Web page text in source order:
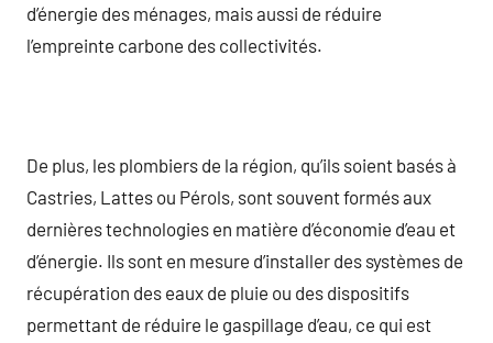
d’énergie des ménages, mais aussi de réduire
l’empreinte carbone des collectivités.
De plus, les plombiers de la région, qu’ils soient basés à
Castries, Lattes ou Pérols, sont souvent formés aux
dernières technologies en matière d’économie d’eau et
d’énergie. Ils sont en mesure d’installer des systèmes de
récupération des eaux de pluie ou des dispositifs
permettant de réduire le gaspillage d’eau, ce qui est